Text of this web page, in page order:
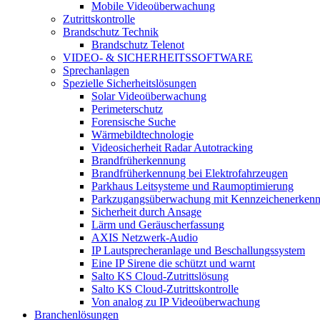
Mobile Videoüberwachung
Zutrittskontrolle
Brandschutz Technik
Brandschutz Telenot
VIDEO- & SICHERHEITSSOFTWARE
Sprechanlagen
Spezielle Sicherheitslösungen
Solar Videoüberwachung
Perimeterschutz
Forensische Suche
Wärmebildtechnologie
Videosicherheit Radar Autotracking​
Brandfrüherkennung
Brandfrüherkennung bei Elektrofahrzeugen
Parkhaus Leitsysteme und Raumoptimierung
Parkzugangsüberwachung mit
Sicherheit durch Ansage
Lärm und Geräuscherfassung
AXIS Netzwerk-Audio
IP Lautsprecheranlage und Beschallungssystem
Eine IP Sirene die schützt und warnt
Salto KS Cloud-Zutrittslösung
Salto KS Cloud-Zutrittskontrolle
Von analog zu IP Videoüberwachung
Branchenlösungen